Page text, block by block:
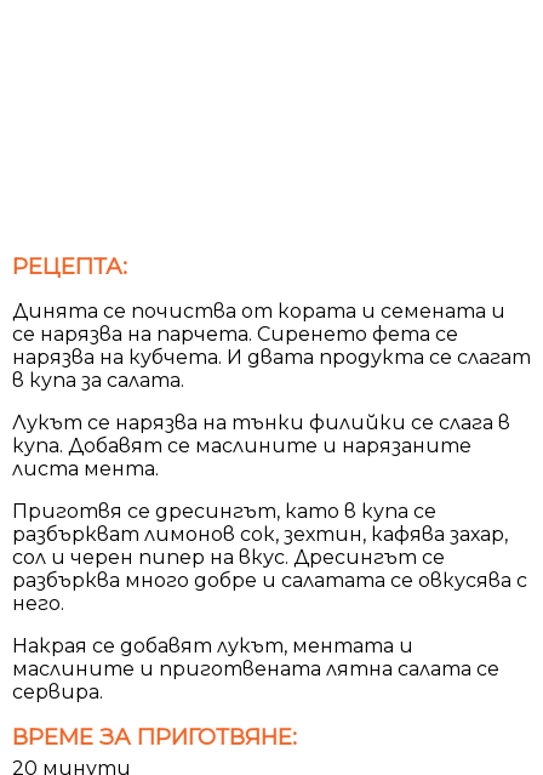
РЕЦЕПТА:
Динята се почиства от кората и семената и
се нарязва на парчета. Сиренето фета се
нарязва на кубчета. И двата продукта се слагат
в купа за салата.
Лукът се нарязва на тънки филийки се слага в
купа. Добавят се маслините и нарязаните
листа мента.
Приготвя се дресингът, като в купа се
разбъркват лимонов сок, зехтин, кафява захар,
сол и черен пипер на вкус. Дресингът се
разбърква много добре и салатата се овкусява с
него.
Накрая се добавят лукът, ментата и
маслините и приготвената лятна салата се
сервира.
ВРЕМЕ ЗА ПРИГОТВЯНЕ:
20 минути